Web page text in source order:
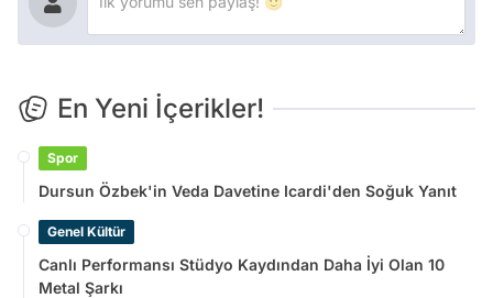
En Yeni İçerikler!
Spor
Dursun Özbek'in Veda Davetine Icardi'den Soğuk Yanıt
Genel Kültür
Canlı Performansı Stüdyo Kaydından Daha İyi Olan 10
Metal Şarkı